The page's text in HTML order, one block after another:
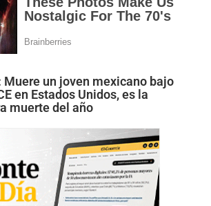
Muere un joven mexicano bajo
en Estados Unidos, es la
muerte del año